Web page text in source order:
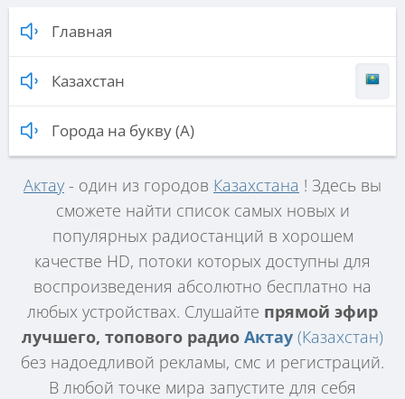
Главная
Казахстан
Города на букву (А)
Актау - один из городов Казахстана ! Здесь вы
сможете найти список самых новых и
популярных радиостанций в хорошем
качестве HD, потоки которых доступны для
воспроизведения абсолютно бесплатно на
любых устройствах. Слушайте прямой эфир
лучшего, топового радио Актау (Казахстан)
без надоедливой рекламы, смс и регистраций.
В любой точке мира запустите для себя